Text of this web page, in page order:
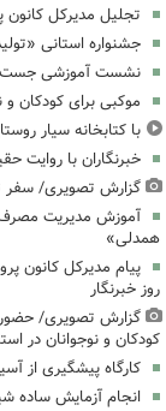
تجلیل مدیرکل کانون
جشنواره استانی
نشست آموزشی
موکبی برای کودکان و
با کتابخانه سیار
خبرنگاران با روایت
گزارش تصویری/ سفر
همدلی»
پیام مدیرکل کانون
روز خبرنگار
گزارش تصویری/
کودکان و نوجوانان در
کارگاه پیشگیری از
انجام آزمایش ساده